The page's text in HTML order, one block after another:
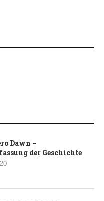
Dawn –
der Geschichte